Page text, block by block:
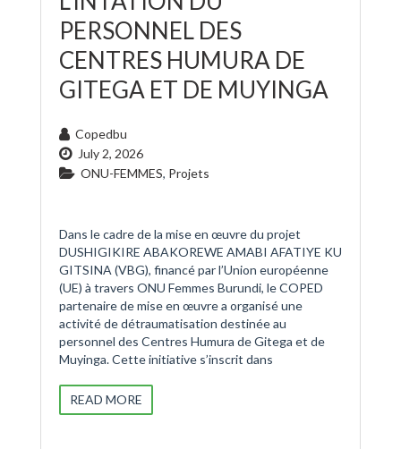
PERSONNEL DES
CENTRES HUMURA DE
GITEGA ET DE MUYINGA
Copedbu
July 2, 2026
ONU-FEMMES, Projets
Dans le cadre de la mise en œuvre du projet
DUSHIGIKIRE ABAKOREWE AMABI AFATIYE KU
GITSINA (VBG), financé par l’Union européenne
(UE) à travers ONU Femmes Burundi, le COPED
partenaire de mise en œuvre a organisé une
activité de détraumatisation destinée au
personnel des Centres Humura de Gitega et de
Muyinga. Cette initiative s’inscrit dans
READ MORE